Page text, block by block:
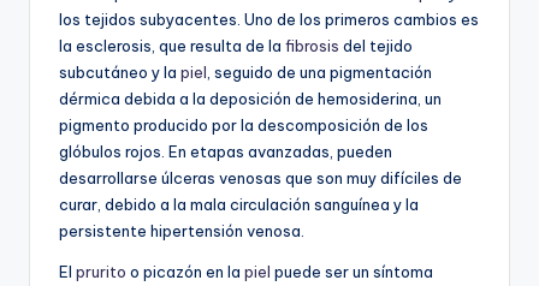
los tejidos subyacentes. Uno de los primeros cambios es
la esclerosis, que resulta de la fibrosis del tejido
subcutáneo y la piel , seguido de una pigmentación
dérmica debida a la deposición de hemosiderina, un
pigmento producido por la descomposición de los
glóbulos rojos. En etapas avanzadas, pueden
desarrollarse úlceras venosas que son muy difíciles de
curar, debido a la mala circulación sanguínea y la
persistente hipertensión venosa.
El prurito o picazón en la piel puede ser un síntoma